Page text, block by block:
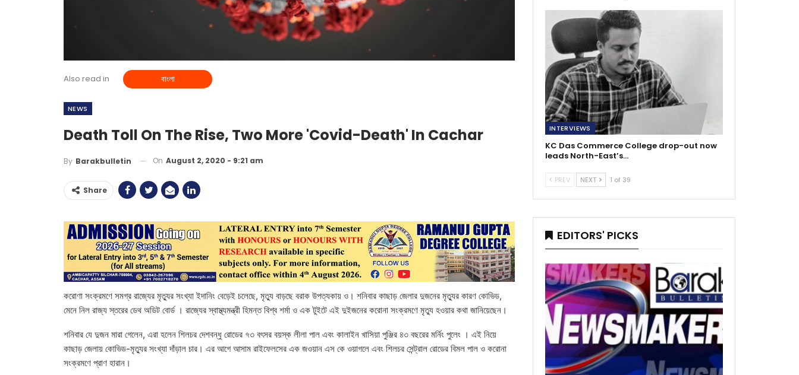
Also read in বাংলা
NEWS
Death Toll On The Rise, Two More 'Covid-Death' In Cachar
By Barakbulletin On August 2, 2020 - 9:21 am
Share
করোণা সংক্রমণে সমগ্র রাজ্যের মৃত্যুর সংখ্যা ইদানিং বেড়েই চলেছে, মৃত্যু বাড়ছে বরাক উপত্যকায় ও। শনিবার কাছাড় জেলার দুজনের মৃত্যুর কারণ কোভিড,
মেনে নিল রাজ্য স্তরের ডেথ অডিট বোর্ড । রাজ্যের স্বাস্থ্যমন্ত্রী হিমন্ত বিশ্ব শর্মা ও এক টুইটে এই দুইজনের করোনা সংক্রমণে মৃত্যু হওয়ার কথা জানিয়েছেন।
শনিবার যে দুজন মারা গেলেন, এরা হলেন শিলচর দেশবন্ধু রোডের ৭৩ বৎসর বয়স্ক লীলা পাল এবং কালাইন খাসিয়া পুঞ্জির ৪৩ বছরের মর্নিং পুলেং । এই নিয়ে
কাছাড় জেলায় কোভিড-মৃত্যুর সংখ্যা দাঁড়াল চার। এর আগে আসাম রাইফেলসের এক জওয়ান এস কে ওয়াগলে এবং শিলচর সেন্ট্রাল রোডের বিমল পাল ও করোনা
সংক্রমণে প্রাণ হারান।
INTERVIEWS
KC Das Commerce College drop-out now
leads North-East’s…
PREV NEXT 1 of 39
EDITORS' PICKS